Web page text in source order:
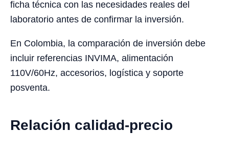
ficha técnica con las necesidades reales del
laboratorio antes de confirmar la inversión.
En Colombia, la comparación de inversión debe
incluir referencias INVIMA, alimentación
110V/60Hz, accesorios, logística y soporte
posventa.
Relación calidad-precio